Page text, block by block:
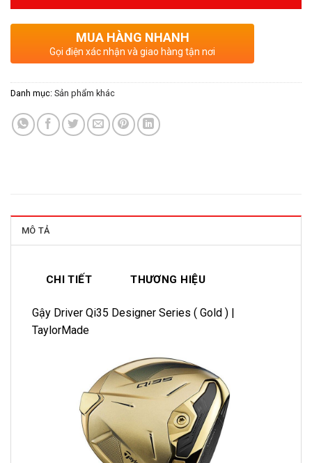
MUA HÀNG NHANH
Gọi điện xác nhận và giao hàng tận nơi
Danh mục: Sản phẩm khác
MÔ TẢ
CHI TIẾT THƯƠNG HIỆU
Gậy Driver Qi35 Designer Series ( Gold ) |
TaylorMade